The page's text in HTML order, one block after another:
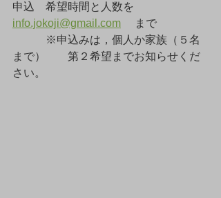
申込　希望時間と人数を
info.jokoji@gmail.com まで
※申込みは，個人か家族（５名
まで）　　第２希望までお知らせくだ
さい。